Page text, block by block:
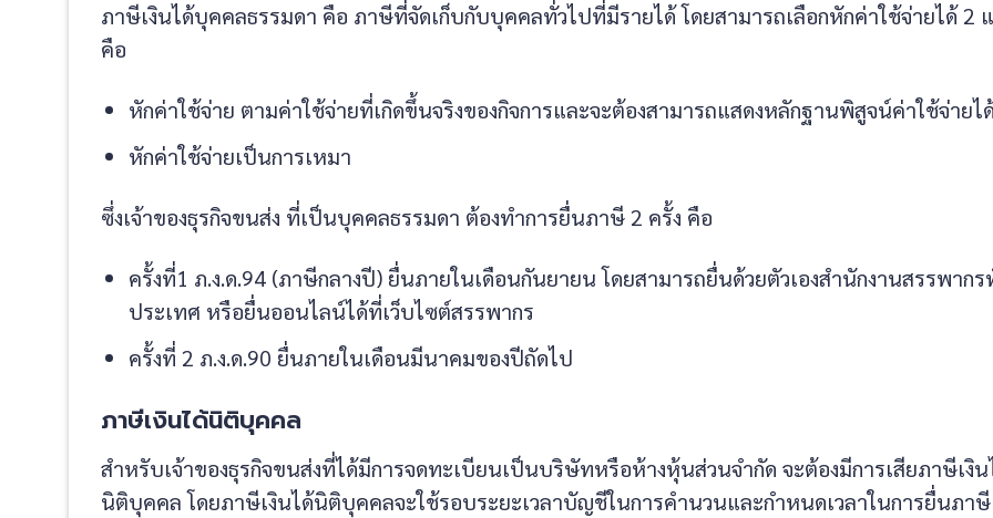
ภาษีเงินได้บุคคลธรรมดา คือ ภาษีที่จัดเก็บกับบุคคลทั่วไปที่มีรายได้ โดยสามารถเลือกหักค่าใช้จ่ายได้ 2
คือ
หักค่าใช้จ่าย ตามค่าใช้จ่ายที่เกิดขึ้นจริงของกิจการและจะต้องสามารถแสดงหลักฐานพิสูจน์ค่าใช้จ่ายไ
หักค่าใช้จ่ายเป็นการเหมา
ซึ่งเจ้าของธุรกิจขนส่ง ที่เป็นบุคคลธรรมดา ต้องทำการยื่นภาษี 2 ครั้ง คือ
ครั้งที่1 ภ.ง.ด.94 (ภาษีกลางปี) ยื่นภายในเดือนกันยายน โดยสามารถยื่นด้วยตัวเองสำนักงานสรรพากร
ประเทศ หรือยื่นออนไลน์ได้ที่เว็บไซต์สรรพากร
ครั้งที่ 2 ภ.ง.ด.90 ยื่นภายในเดือนมีนาคมของปีถัดไป
ภาษีเงินได้นิติบุคคล
สำหรับเจ้าของธุรกิจขนส่งที่ได้มีการจดทะเบียนเป็นบริษัทหรือห้างหุ้นส่วนจำกัด จะต้องมีการเสียภาษีเงิน
นิติบุคคล โดยภาษีเงินได้นิติบุคคลจะใช้รอบระยะเวลาบัญชีในการคำนวนและกำหนดเวลาในการยื่นภาษี